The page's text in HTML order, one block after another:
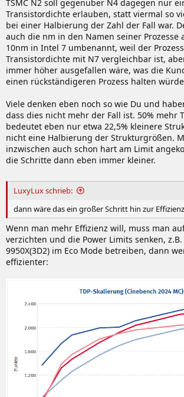
TSMC N2 soll gegenüber N4 dagegen nur
Transistordichte erlauben, statt viermal so
bei einer Halbierung der Zahl der Fall war.
auch die nm in den Namen seiner Prozesse
10nm in Intel 7 umbenannt, weil der
Transistordichte mit N7 vergleichbar ist,
immer höher ausgefallen wäre, was die
einen rückständigeren Prozess halten
Viele denken eben noch so wie Du und
dass dies nicht mehr der Fall ist. 50% mehr
bedeutet eben nur etwa 22,5% kleinere
nicht eine Halbierung der Strukturgrößen.
inzwischen auch schon hart am Limit
die Schritte dann eben immer kleiner.
LuxyLux schrieb:
dann wäre das ein großer Schritt hin zur
Wenn man mehr Effizienz will, muss man
verzichten und die Power Limits senken,
9950X(3D2) im Eco Mode betreiben, dann
effizienter: